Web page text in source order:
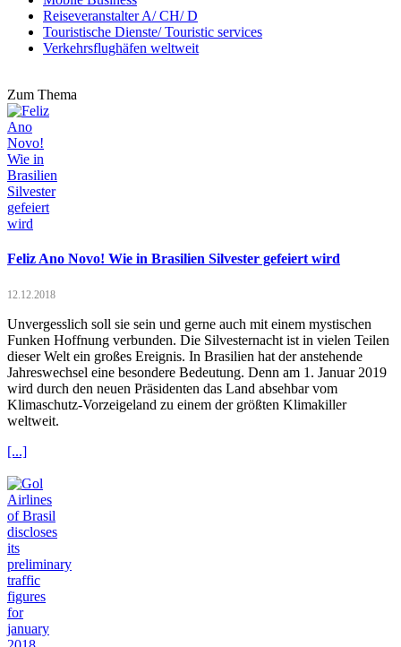
Reiseveranstalter A/ CH/ D
Touristische Dienste/ Touristic services
Verkehrsflughäfen weltweit
Zum Thema
Feliz Ano Novo! Wie in Brasilien Silvester gefeiert wird
12.12.2018
Unvergesslich soll sie sein und gerne auch mit einem mystischen
Funken Hoffnung verbunden. Die Silvesternacht ist in vielen Teilen
dieser Welt ein großes Ereignis. In Brasilien hat der anstehende
Jahreswechsel eine besondere Bedeutung. Denn am 1. Januar 2019
wird durch den neuen Präsidenten das Land absehbar vom
Klimaschutz-Vorzeigeland zu einem der größten Klimakiller
weltweit.
[...]